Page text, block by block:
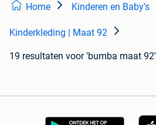
Home Kinderen en Baby's
Kinderkleding | Maat 92
19 resultaten voor 'bumba maat 92'